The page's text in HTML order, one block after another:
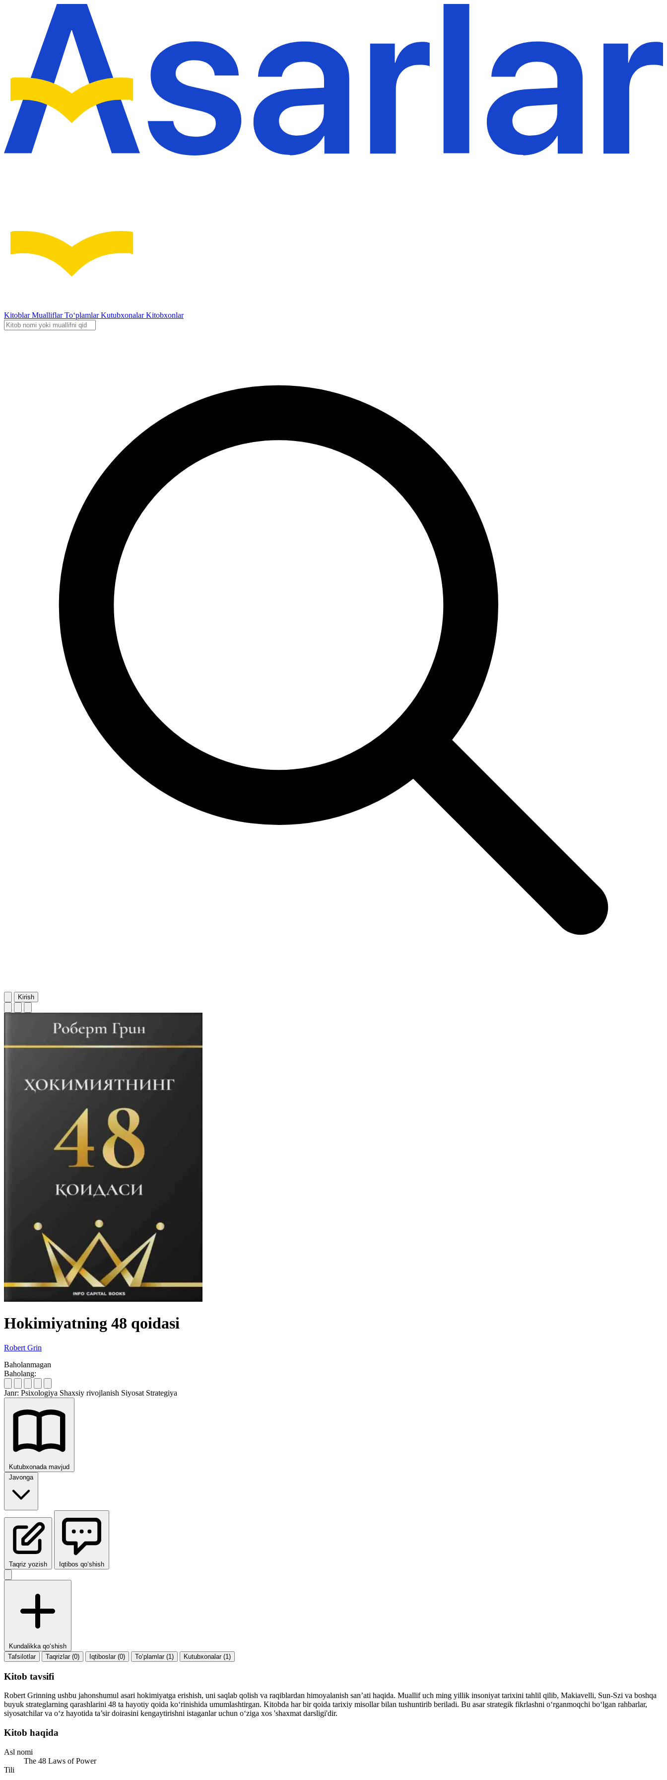
KitoblarMualliflarTo‘plamlarKutubxonalarKitobxonlar
Kirish
Hokimiyatning 48 qoidasi
Robert Grin
Baholanmagan
Baholang:
Janr: Psixologiya Shaxsiy rivojlanish Siyosat Strategiya
Kutubxonada mavjud
Javonga
Taqriz yozish Iqtibos qo‘shish
Kundalikka qo‘shish
Tafsilotlar
Taqrizlar (0) Iqtiboslar (0) To‘plamlar (1) Kutubxonalar (1)
Kitob tavsifi
Robert Grinning ushbu jahonshumul asari hokimiyatga erishish, uni saqlab qolish va raqiblardan himoyalanish san’ati haqida. Muallif uch ming yillik insoniyat tarixini tahlil qilib, Makiavelli, Sun-Szi va boshqa
buyuk strateglarning qarashlarini 48 ta hayotiy qoida ko‘rinishida umumlashtirgan. Kitobda har bir qoida tarixiy misollar bilan tushuntirib beriladi. Bu asar strategik fikrlashni o‘rganmoqchi bo‘lgan rahbarlar,
siyosatchilar va o‘z hayotida ta’sir doirasini kengaytirishni istaganlar uchun o‘ziga xos 'shaxmat darsligi'dir.
Kitob haqida
Asl nomi
The 48 Laws of Power
Tili